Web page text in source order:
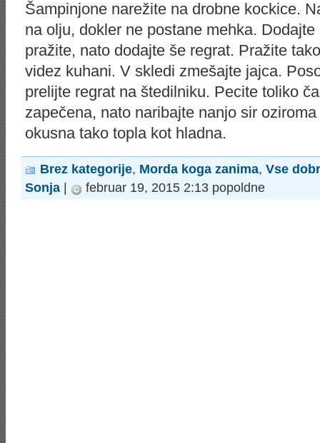
Šampinjone narežite na drobne kockice.
na olju, dokler ne postane mehka.
pražite, nato dodajte še regrat. Pražite
videz kuhani. V skledi zmešajte jajca.
prelijte regrat na štedilniku. Pecite toliko
zapečena, nato naribajte nanjo sir
okusna tako topla kot hladna.
Brez kategorije, Morda koga zanima, Vse
Sonja | februar 19, 2015 2:13 popoldne